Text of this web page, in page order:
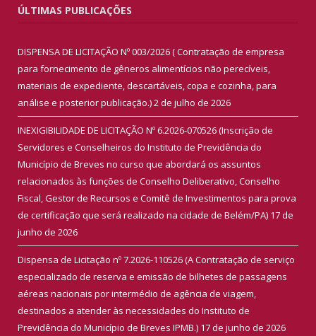
ÚLTIMAS PUBLICAÇÕES
DISPENSA DE LICITAÇÃO Nº 003/2026 ( Contratação de empresa
para fornecimento de gêneros alimentícios não perecíveis,
materiais de expediente, descartáveis, copa e cozinha, para
análise e posterior publicação.)2 de julho de 2026
INEXIGIBILIDADE DE LICITAÇÃO Nº 6.2026-070526 (Inscrição de
Servidores e Conselheiros do Instituto de Previdência do
Município de Breves no curso que abordará os assuntos
relacionados às funções de Conselho Deliberativo, Conselho
Fiscal, Gestor de Recursos e Comitê de Investimentos para prova
de certificação que será realizado na cidade de Belém/PA) 17 de
junho de 2026
Dispensa de Licitação nº 7.2026-110526 (A Contratação de serviço
especializado de reserva e emissão de bilhetes de passagens
aéreas nacionais por intermédio de agência de viagem,
destinados a atender às necessidades do Instituto de
Previdência do Município de Breves IPMB.) 17 de junho de 2026